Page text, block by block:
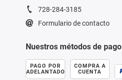
728-284-3185
Formulario de contacto
Nuestros métodos de pago
PAGO POR
ADELANTADO
COMPRA A
CUENTA